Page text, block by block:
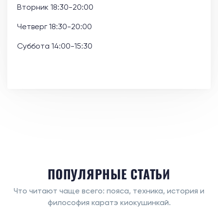
Вторник 18:30-20:00
Четверг 18:30-20:00
Суббота 14:00-15:30
ПОПУЛЯРНЫЕ СТАТЬИ
Что читают чаще всего: пояса, техника, история и
философия каратэ киокушинкай.